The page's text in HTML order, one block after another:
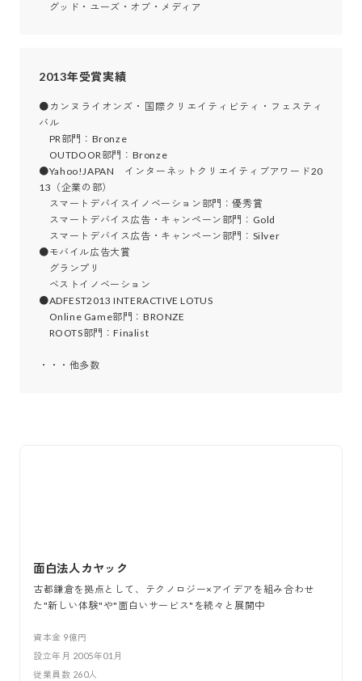
グッド・ユーズ・オブ・メディア
2013年受賞実績
●カンヌライオンズ・国際クリエイティビティ・フェスティ
バル
PR部門：Bronze
OUTDOOR部門：Bronze
●Yahoo!JAPAN　インターネットクリエイティブアワード20
13（企業の部）
スマートデバイスイノベーション部門：優秀賞
スマートデバイス広告・キャンペーン部門：Gold
スマートデバイス広告・キャンペーン部門：Silver
●モバイル広告大賞
グランプリ
ベストイノベーション
●ADFEST2013 INTERACTIVE LOTUS
Online Game部門：BRONZE
ROOTS部門：Finalist
・・・他多数
面白法人カヤック
古都鎌倉を拠点として、テクノロジー×アイデアを組み合わせ
た"新しい体験"や"面白いサービス"を続々と展開中
資本金 9億円
設立年月 2005年01月
従業員数 260人